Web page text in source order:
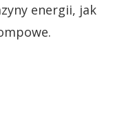
energii, jak